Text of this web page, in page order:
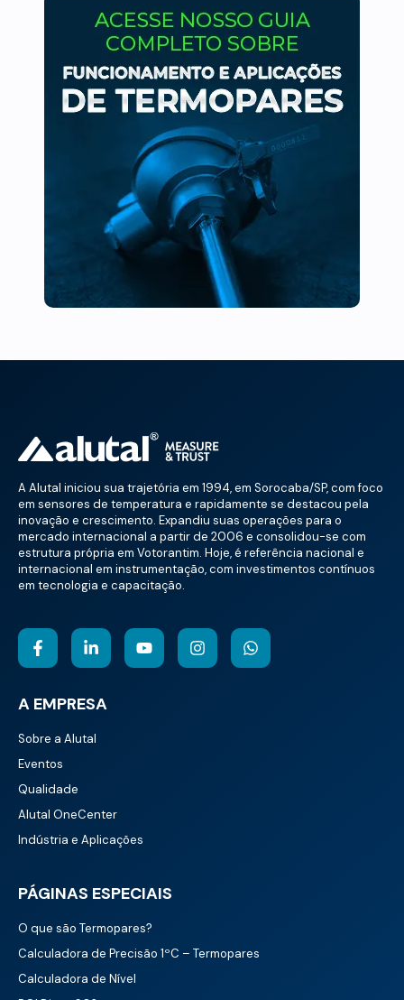
A Alutal iniciou sua trajetória em 1994, em Sorocaba/SP, com foco
em sensores de temperatura e rapidamente se destacou pela
inovação e crescimento. Expandiu suas operações para o
mercado internacional a partir de 2006 e consolidou-se com
estrutura própria em Votorantim. Hoje, é referência nacional e
internacional em instrumentação, com investimentos contínuos
em tecnologia e capacitação.
A EMPRESA
Sobre a Alutal
Eventos
Qualidade
Alutal OneCenter
Indústria e Aplicações
PÁGINAS ESPECIAIS
O que são Termopares?
Calculadora de Precisão 1ºC – Termopares
Calculadora de Nível